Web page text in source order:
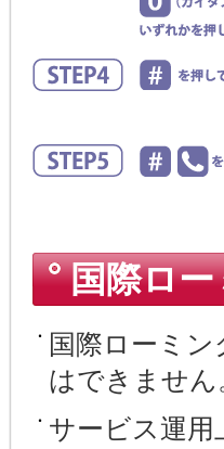
国際ロ
国際ローミ
はできません
サービス運用